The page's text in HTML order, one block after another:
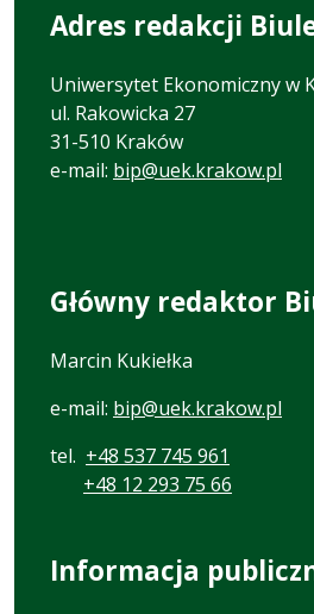
Adres redakcji
Uniwersytet Ekonomiczny w
ul. Rakowicka 27
31-510 Kraków
e-mail: bip@uek.krakow.pl
Główny redaktor
Marcin Kukiełka
e-mail: bip@uek.krakow.pl
tel. +48 537 745 961
+48 12 293 75 66
Informacja